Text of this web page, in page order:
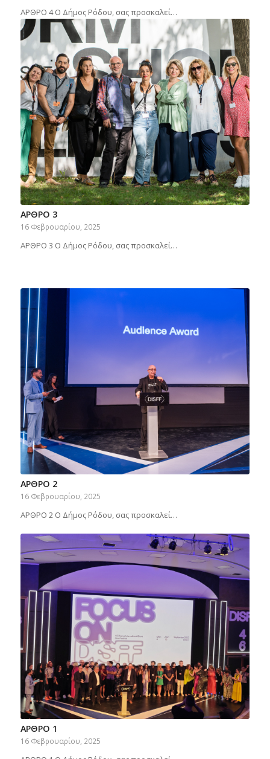
ΑΡΘΡΟ 4 Ο Δήμος Ρόδου, σας προσκαλεί…
ΑΡΘΡΟ 3
16 Φεβρουαρίου, 2025
ΑΡΘΡΟ 3 Ο Δήμος Ρόδου, σας προσκαλεί…
ΑΡΘΡΟ 2
16 Φεβρουαρίου, 2025
ΑΡΘΡΟ 2 Ο Δήμος Ρόδου, σας προσκαλεί…
ΑΡΘΡΟ 1
16 Φεβρουαρίου, 2025